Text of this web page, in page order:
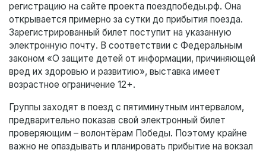
регистрацию на сайте проекта поездпобеды.рф. Она
открывается примерно за сутки до прибытия поезда.
Зарегистрированный билет поступит на указанную
электронную почту. В соответствии с Федеральным
законом «О защите детей от информации, причиняющей
вред их здоровью и развитию», выставка имеет
возрастное ограничение 12+.
Группы заходят в поезд с пятиминутным интервалом,
предварительно показав свой электронный билет
проверяющим – волонтёрам Победы. Поэтому крайне
важно не опаздывать и планировать прибытие на вокзал